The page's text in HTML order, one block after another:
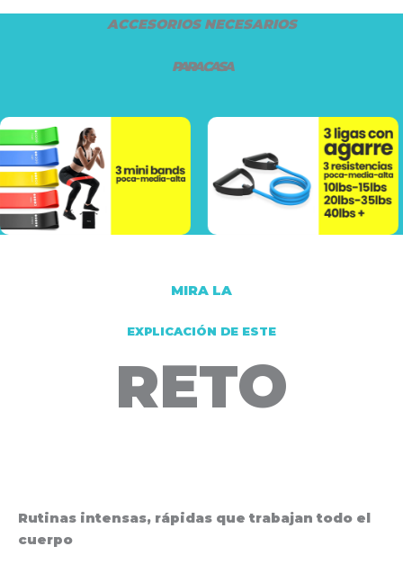
ACCESORIOS NECESARIOS
PARA CASA
MIRA LA
EXPLICACIÓN DE ESTE
RETO
Rutinas intensas, rápidas que trabajan todo el
cuerpo